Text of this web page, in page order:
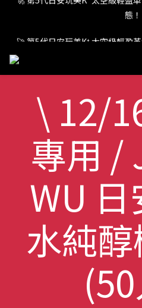
🚀 第5代日安玩美K⁺ 太空級輕盈
態！
🚀 第5代日安玩美K⁺ 太空級輕盈
\ 12/
專用 /
WU
水純